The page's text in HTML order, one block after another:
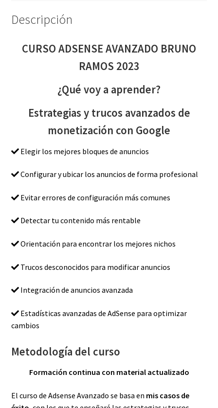
Descripción
CURSO ADSENSE AVANZADO BRUNO
RAMOS 2023
¿Qué voy a aprender?
Estrategias y trucos avanzados de
monetización con Google
Elegir los mejores bloques de anuncios
Configurar y ubicar los anuncios de forma profesional
Evitar errores de configuración más comunes
Detectar tu contenido más rentable
Orientación para encontrar los mejores nichos
Trucos desconocidos para modificar anuncios
Integración de anuncios avanzada
Estadísticas avanzadas de AdSense para optimizar
cambios
Metodología del curso
Formación continua con material actualizado
El curso de Adsense Avanzado se basa en mis casos de